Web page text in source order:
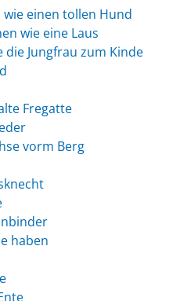
wie einen tollen Hund
wie eine Laus
die Jungfrau zum Kinde
Fregatte
vorm Berg
haben